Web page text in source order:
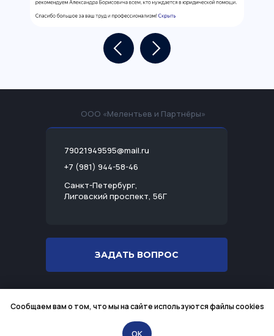
ЗАДАТЬ ВОПРОС
Разработка сайта
ООО «Мелентьев и Партнёры»
ИНН 7813501983
79021949595@mail.ru
+7 (981) 944-58-46
Санкт-Петербург,
Лиговский проспект, 56Г
Сообщаем вам о том, что мы на сайте используются файлы cookies
OK